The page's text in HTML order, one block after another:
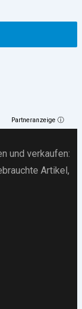
Partneranzeige ⓘ
und verkaufen:
Artikel ,